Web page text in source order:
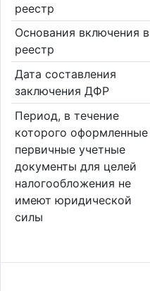
реестр
Основания включения в
реестр
Дата составления
заключения ДФР
Период, в течение
которого оформленные
первичные учетные
документы для целей
налогообложения не
имеют юридической
силы